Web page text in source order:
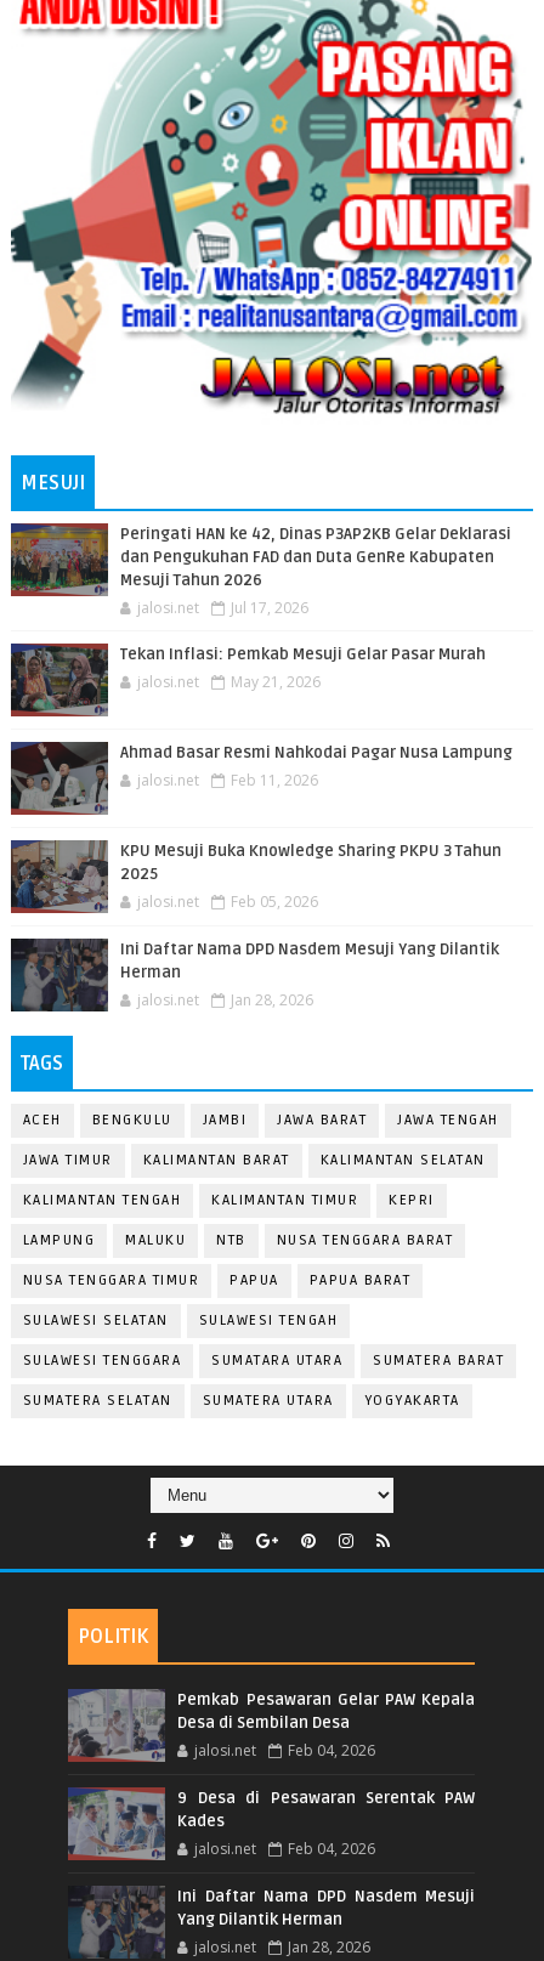
MESUJI
Peringati HAN ke 42, Dinas P3AP2KB Gelar Deklarasi
dan Pengukuhan FAD dan Duta GenRe Kabupaten
Mesuji Tahun 2026
jalosi.net Jul 17, 2026
Tekan Inflasi: Pemkab Mesuji Gelar Pasar Murah
jalosi.net May 21, 2026
Ahmad Basar Resmi Nahkodai Pagar Nusa Lampung
jalosi.net Feb 11, 2026
KPU Mesuji Buka Knowledge Sharing PKPU 3 Tahun
2025
jalosi.net Feb 05, 2026
Ini Daftar Nama DPD Nasdem Mesuji Yang Dilantik
Herman
jalosi.net Jan 28, 2026
TAGS
ACEH BENGKULU JAMBI JAWA BARAT JAWA TENGAH
JAWA TIMUR KALIMANTAN BARAT KALIMANTAN SELATAN
KALIMANTAN TENGAH KALIMANTAN TIMUR KEPRI
LAMPUNG MALUKU NTB NUSA TENGGARA BARAT
NUSA TENGGARA TIMUR PAPUA PAPUA BARAT
SULAWESI SELATAN SULAWESI TENGAH
SULAWESI TENGGARA SUMATARA UTARA SUMATERA BARAT
SUMATERA SELATAN SUMATERA UTARA YOGYAKARTA
POLITIK
Pemkab Pesawaran Gelar PAW Kepala
Desa di Sembilan Desa
jalosi.net Feb 04, 2026
9 Desa di Pesawaran Serentak PAW
Kades
jalosi.net Feb 04, 2026
Ini Daftar Nama DPD Nasdem Mesuji
Yang Dilantik Herman
jalosi.net Jan 28, 2026